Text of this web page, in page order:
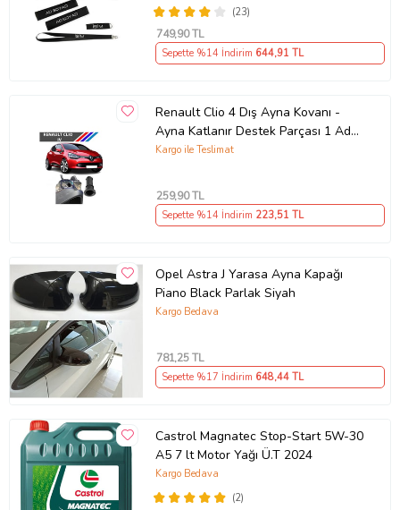
(23)
749,90 TL
Sepette %14 İndirim 644,91 TL
Renault Clio 4 Dış Ayna Kovanı -
Ayna Katlanır Destek Parçası 1 Adet
490307706 M3625
Kargo ile Teslimat
259,90 TL
Sepette %14 İndirim 223,51 TL
Opel Astra J Yarasa Ayna Kapağı
Piano Black Parlak Siyah
Kargo Bedava
781,25 TL
Sepette %17 İndirim 648,44 TL
Castrol Magnatec Stop-Start 5W-30
A5 7 lt Motor Yağı Ü.T 2024
(2)
Kargo Bedava